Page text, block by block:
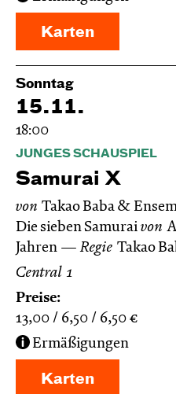
Karten
Sonntag
15.11.
18:00
JUNGES SCHAUSPIEL
Samurai X
von Takao Baba &
Die sieben Samurai von
Jahren
Regie Takao
Central 1
Preise:
13,00
6,50 6,50 €
Ermäßigungen
Karten